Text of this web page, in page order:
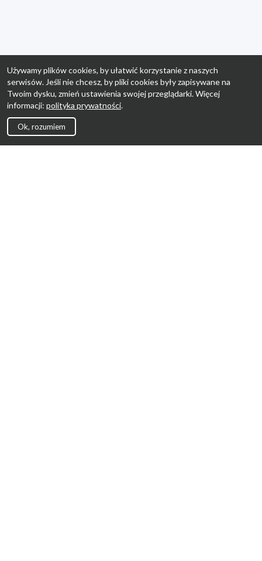
Używamy plików cookies, by ułatwić korzystanie z naszych
serwisów. Jeśli nie chcesz, by pliki cookies były zapisywane na
Twoim dysku, zmień ustawienia swojej przeglądarki. Więcej
informacji: polityka prywatności.
Ok, rozumiem